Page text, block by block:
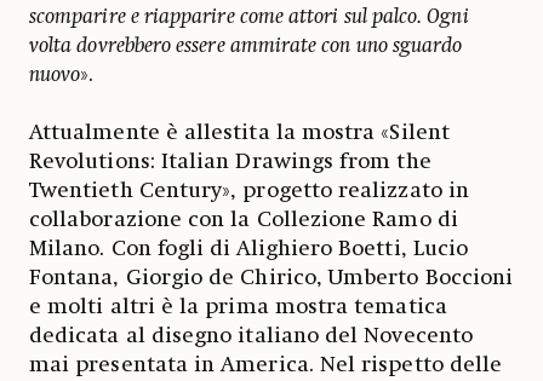
scomparire e riapparire come attori sul palco. Ogni
volta dovrebbero essere ammirate con uno sguardo
nuovo».
Attualmente è allestita la mostra «Silent
Revolutions: Italian Drawings from the
Twentieth Century», progetto realizzato in
collaborazione con la Collezione Ramo di
Milano. Con fogli di Alighiero Boetti, Lucio
Fontana, Giorgio de Chirico, Umberto Boccioni
e molti altri è la prima mostra tematica
dedicata al disegno italiano del Novecento
mai presentata in America. Nel rispetto delle